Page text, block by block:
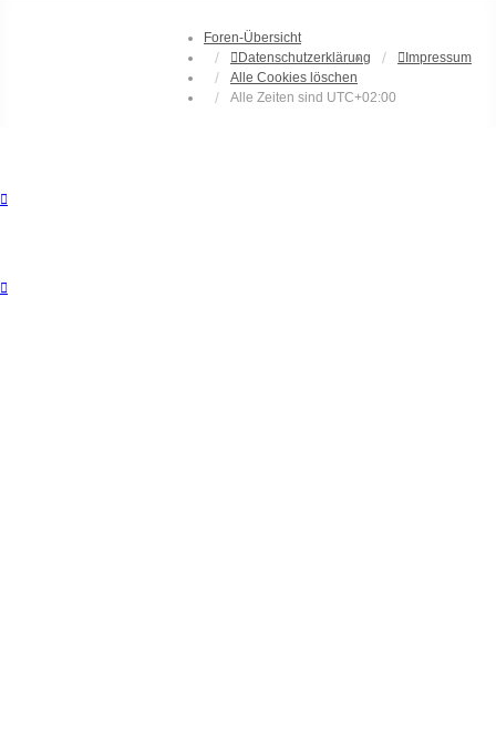
Foren-Übersicht
Datenschutzerklärung
Impressum
Alle Cookies löschen
Alle Zeiten sind UTC+02:00